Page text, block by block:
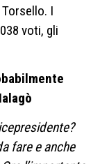
I
voti, gli
fare e anche